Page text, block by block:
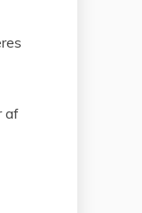
af